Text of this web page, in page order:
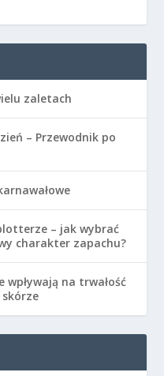
zaletach
– Przewodnik po
– jak wybrać
charakter zapachu?
na trwałość